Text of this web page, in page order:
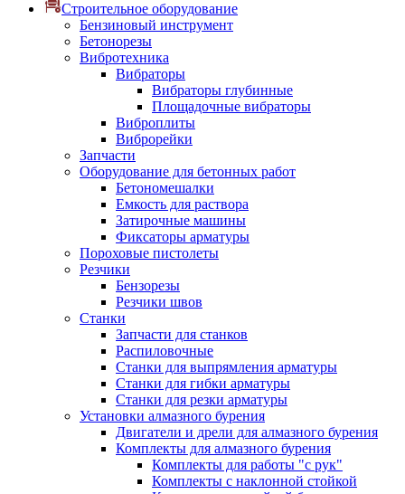
Строительное оборудование
Бензиновый инструмент
Бетонорезы
Вибротехника
Вибраторы
Вибраторы глубинные
Площадочные вибраторы
Виброплиты
Виброрейки
Запчасти
Оборудование для бетонных работ
Бетономешалки
Емкость для раствора
Затирочные машины
Фиксаторы арматуры
Пороховые пистолеты
Резчики
Бензорезы
Резчики швов
Станки
Запчасти для станков
Распиловочные
Станки для выпрямления арматуры
Станки для гибки арматуры
Станки для резки арматуры
Установки алмазного бурения
Двигатели и дрели для алмазного бурения
Комплекты для алмазного бурения
Комплекты для работы "с рук"
Комплекты с наклонной стойкой